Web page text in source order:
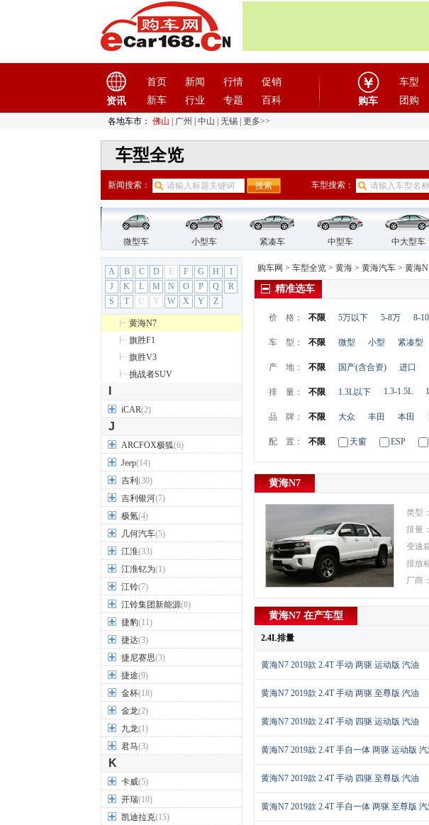
资讯
首页 新闻 行情
促销
新车
行业 专题 百科 购车
车型
团购
各地车市： 佛山 广州 中山 无锡 更多>>
车型全览
新闻搜索： 车型搜索：
微型车 小型车 紧凑车 中型车 中大型车
A B C D E F G H
I
J
K L M N O P Q
R
S
T U V W X Y Z
汉腾汽车(3)
悍马 (4)
昊铂(2)
合创(1)
恒天汽车(3)
红旗
(12)
红星汽车(1)
华人运通(1)
华颂(1)
华泰汽车(9)
黄海(8)
黄海汽车
大柴神
黄海N1
黄海N3
黄海N7
旗胜F1
旗胜V3
挑战者SUV
iCAR(2)
J
ARCFOX极狐(6)
Jeep(14)
吉利 (30)
吉利银河(7)
极氪(4)
几何汽车(5)
江淮(33)
江淮钇为(1)
江铃(7)
江铃集团新能源(8)
捷豹(11)
捷达(3)
捷尼赛思(3)
捷途(9)
金杯(18)
金龙(2)
九龙(1)
君马(3)
K
卡威(5)
开瑞(10)
凯迪拉克(15)
购车网 > 车型全览 > 黄海 > 黄海汽车 > 黄海
精准选车
价 格： 不限 5万以下 5-8万 8-
车 型： 不限 微型 小型 紧凑型
产 地： 不限 国产(含合资) 进口
排 量： 不限 1.3L以下 1.3-1.5L
品 牌： 不限 大众 丰田 本田
配 置： 不限 天窗 ESP
黄海N7
类型：
排量：
变速
排放
厂商：
黄海N7 在产车型
2.4L排量
黄海N7 2019款 2.4T 手动 两驱 运动版 汽油
黄海N7 2019款 2.4T 手动 两驱 至尊版 汽油
黄海N7 2019款 2.4T 手动 四驱 运动版 汽油
黄海N7 2019款 2.4T 手自一体 两驱 运动版 汽
黄海N7 2019款 2.4T 手动 四驱 至尊版 汽油
黄海N7 2019款 2.4T 手自一体 两驱 至尊版 汽